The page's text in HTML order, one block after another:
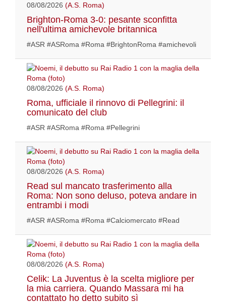
08/08/2026 (A.S. Roma)
Brighton-Roma 3-0: pesante sconfitta
nell'ultima amichevole britannica
#ASR #ASRoma #Roma #BrightonRoma #amichevoli
08/08/2026 (A.S. Roma)
Roma, ufficiale il rinnovo di Pellegrini: il
comunicato del club
#ASR #ASRoma #Roma #Pellegrini
08/08/2026 (A.S. Roma)
Read sul mancato trasferimento alla
Roma: Non sono deluso, poteva andare in
entrambi i modi
#ASR #ASRoma #Roma #Calciomercato #Read
08/08/2026 (A.S. Roma)
Celik: La Juventus è la scelta migliore per
la mia carriera. Quando Massara mi ha
contattato ho detto subito sì